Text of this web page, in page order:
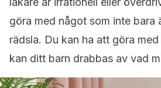
göra med något som inte bara
rädsla. Du kan ha att göra
kan ditt barn drabbas av vad